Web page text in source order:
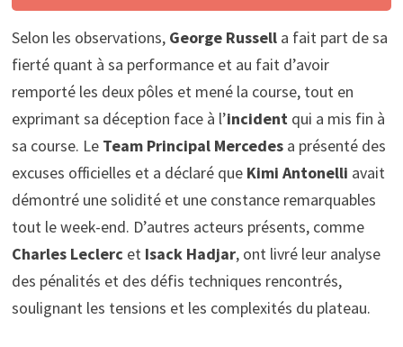
Selon les observations, George Russella fait part de sa
fierté quant à sa performance et au fait d’avoir
remporté les deux pôles et mené la course, tout en
exprimant sa déception face à l’incidentqui a mis fin à
sa course. Le Team Principal Mercedesa présenté des
excuses officielles et a déclaré que Kimi Antonelli avait
démontré une solidité et une constance remarquables
tout le week-end. D’autres acteurs présents, comme
Charles Leclerc et Isack Hadjar, ont livré leur analyse
des pénalités et des défis techniques rencontrés,
soulignant les tensions et les complexités du plateau.